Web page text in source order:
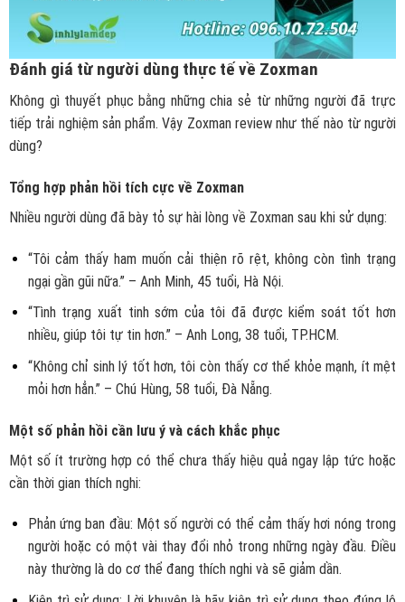
Đánh giá từ người dùng thực tế về Zoxman
Không gì thuyết phục bằng những chia sẻ từ những người đã trực
tiếp trải nghiệm sản phẩm. Vậy Zoxman reviewnhư thế nào từ người
dùng?
Tổng hợp phản hồi tích cực về Zoxman
Nhiều người dùng đã bày tỏ sự hài lòng về Zoxman sau khi sử dụng:
“Tôi cảm thấy ham muốn cải thiện rõ rệt, không còn tình trạng
ngại gần gũi nữa.” – Anh Minh, 45 tuổi, Hà Nội.
“Tình trạng xuất tinh sớm của tôi đã được kiểm soát tốt hơn
nhiều, giúp tôi tự tin hơn.” – Anh Long, 38 tuổi, TP.HCM.
“Không chỉ sinh lý tốt hơn, tôi còn thấy cơ thể khỏe mạnh, ít mệt
mỏi hơn hẳn.” – Chú Hùng, 58 tuổi, Đà Nẵng.
Một số phản hồi cần lưu ý và cách khắc phục
Một số ít trường hợp có thể chưa thấy hiệu quả ngay lập tức hoặc
cần thời gian thích nghi:
Phản ứng ban đầu: Một số người có thể cảm thấy hơi nóng trong
người hoặc có một vài thay đổi nhỏ trong những ngày đầu. Điều
này thường là do cơ thể đang thích nghi và sẽ giảm dần.